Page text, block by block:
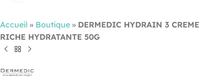
Accueil » Boutique » DERMEDIC HYDRAIN 3 CREME
RICHE HYDRATANTE 50G